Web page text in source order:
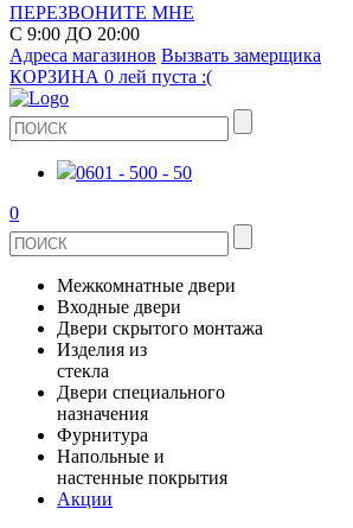
ПЕРЕЗВОНИТЕ МНЕ
С 9:00 ДО 20:00
Адреса магазинов Вызвать замерщика
КОРЗИНА 0 лей пуста :(
0601 - 500 - 50
0
Межкомнатные двери
ШПОНИРОВАНЫЕ
ЭКОШПОН
ИЗ МАССИВА СОСНЫ
Входные двери
МЕТАЛЛИЧЕСКИЕ ДВЕРИ
В КВАРТИРУ
ДЛЯ ДОМА
Двери скрытого монтажа
СТЕКЛЯННЫЕ
ЗЕРКАЛЬНЫЕ
Изделия из
стекла
ДВЕРИ
ДУШЕВЫЕ КАБИНЫ И ПЕРЕГОРОДКИ
ОГРАЖДЕНИЯ И СТУПЕНИ
Двери специального
назначения
ПРОТИВОПОЖАРНЫЕ
Фурнитура
ДВЕРНЫЕ РУЧКИ
Напольные и
настенные покрытия
Акции